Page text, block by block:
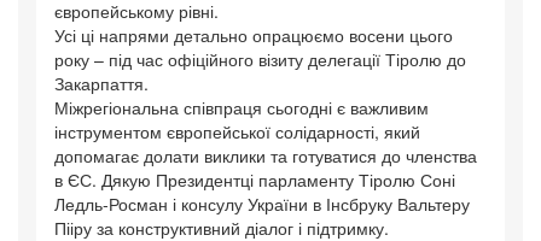
європейському рівні.
Усі ці напрями детально опрацюємо восени цього
року – під час офіційного візиту делегації Тіролю до
Закарпаття.
Міжрегіональна співпраця сьогодні є важливим
інструментом європейської солідарності, який
допомагає долати виклики та готуватися до членства
в ЄС. Дякую Президентці парламенту Тіролю Соні
Ледль-Росман і консулу України в Інсбруку Вальтеру
Пііру за конструктивний діалог і підтримку.